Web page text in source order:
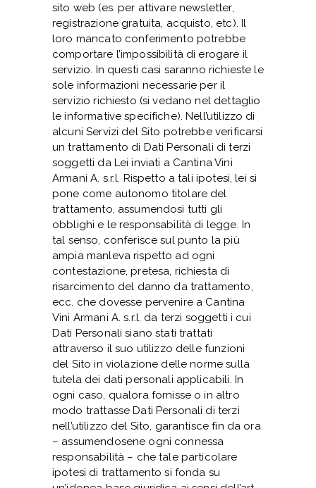
sito web (es. per attivare newsletter,
registrazione gratuita, acquisto, etc). Il
loro mancato conferimento potrebbe
comportare l’impossibilità di erogare il
servizio. In questi casi saranno richieste le
sole informazioni necessarie per il
servizio richiesto (si vedano nel dettaglio
le informative specifiche). Nell’utilizzo di
alcuni Servizi del Sito potrebbe verificarsi
un trattamento di Dati Personali di terzi
soggetti da Lei inviati a Cantina Vini
Armani A. s.r.l. Rispetto a tali ipotesi, lei si
pone come autonomo titolare del
trattamento, assumendosi tutti gli
obblighi e le responsabilità di legge. In
tal senso, conferisce sul punto la più
ampia manleva rispetto ad ogni
contestazione, pretesa, richiesta di
risarcimento del danno da trattamento,
ecc. che dovesse pervenire a Cantina
Vini Armani A. s.r.l. da terzi soggetti i cui
Dati Personali siano stati trattati
attraverso il suo utilizzo delle funzioni
del Sito in violazione delle norme sulla
tutela dei dati personali applicabili. In
ogni caso, qualora fornisse o in altro
modo trattasse Dati Personali di terzi
nell’utilizzo del Sito, garantisce fin da ora
– assumendosene ogni connessa
responsabilità – che tale particolare
ipotesi di trattamento si fonda su